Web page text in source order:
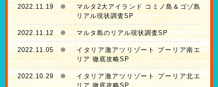
2022.11.19 ❊
マルタ2大アイランド コミノ島＆ゴゾ島
リアル現状調査SP
2022.11.12❊ マルタ島のリアル現状調査SP
2022.11.05 ❊
イタリア激アツリゾート プーリア南エ
リア 徹底攻略SP
2022.10.29❊
イタリア激アツリゾート プーリア北エ
リア 徹底攻略SP